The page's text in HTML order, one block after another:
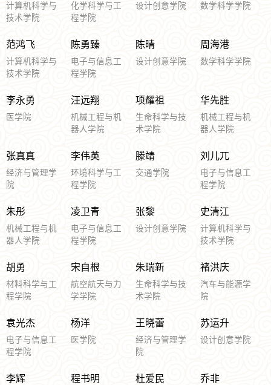
计算机科学与
技术学院
化学科学与工
程学院
设计创意学院 数学科学学院
范鸿飞
计算机科学与
技术学院
陈勇臻
电子与信息工
程学院
陈晴
设计创意学院
周海港
数学科学学院
李永勇
医学院
汪远翔
机械工程与机
器人学院
项耀祖
生命科学与技
术学院
华先胜
机械工程与机
器人学院
张真真
经济与管理学
院
李伟英
环境科学与工
程学院
滕靖
交通学院
刘儿兀
电子与信息工
程学院
朱彤
机械工程与机
器人学院
凌卫青
电子与信息工
程学院
张黎
设计创意学院
史清江
计算机科学与
技术学院
胡勇
材料科学与工
程学院
宋自根
航空航天与力
学学院
朱瑞新
生命科学与技
术学院
褚洪庆
汽车与能源学
院
袁光杰
电子与信息工
程学院
杨洋
医学院
王晓蕾
经济与管理学
院
苏运升
设计创意学院
李辉 程书明 杜爱民 乔非